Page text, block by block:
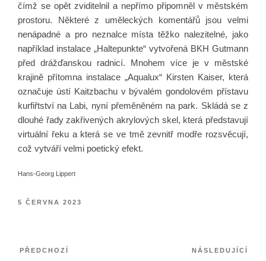
čímž se opět zviditelnil a nepřímo připomněl v městském
prostoru. Některé z uměleckých komentářů jsou velmi
nenápadné a pro neznalce místa těžko nalezitelné, jako
například instalace „Haltepunkte“ vytvořená BKH Gutmann
před drážďanskou radnicí. Mnohem více je v městské
krajině přítomna instalace „Aqualux“ Kirsten Kaiser, která
označuje ústí Kaitzbachu v bývalém gondolovém přístavu
kurfiřtství na Labi, nyní přeměněném na park. Skládá se z
dlouhé řady zakřivených akrylových skel, která představují
virtuální řeku a která se ve tmě zevnitř modře rozsvěcují,
což vytváří velmi poetický efekt.
Hans-Georg Lippert
PUBLIKOVÁNO
5 ČERVNA 2023
Navigace
NÁSLEDUJÍCÍ
Předchozí
PŘEDCHOZÍ